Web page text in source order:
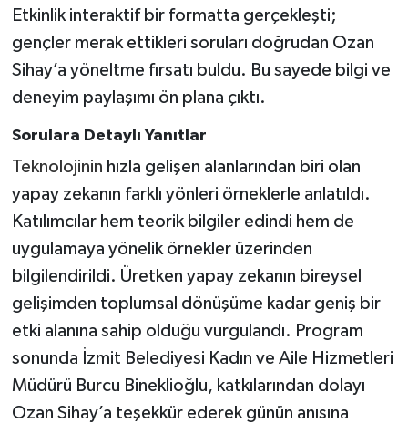
Etkinlik interaktif bir formatta gerçekleşti;
gençler merak ettikleri soruları doğrudan Ozan
Sihay’a yöneltme fırsatı buldu. Bu sayede bilgi ve
deneyim paylaşımı ön plana çıktı.
Sorulara Detaylı Yanıtlar
Teknolojinin hızla gelişen alanlarından biri olan
yapay zekanın farklı yönleri örneklerle anlatıldı.
Katılımcılar hem teorik bilgiler edindi hem de
uygulamaya yönelik örnekler üzerinden
bilgilendirildi. Üretken yapay zekanın bireysel
gelişimden toplumsal dönüşüme kadar geniş bir
etki alanına sahip olduğu vurgulandı. Program
sonunda İzmit Belediyesi Kadın ve Aile Hizmetleri
Müdürü Burcu Bineklioğlu, katkılarından dolayı
Ozan Sihay’a teşekkür ederek günün anısına